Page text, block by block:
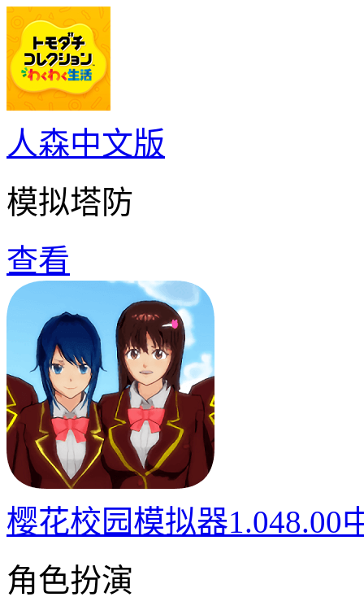
人森中文版
模拟塔防
查看
樱花校园模拟器1.048.00
角色扮演